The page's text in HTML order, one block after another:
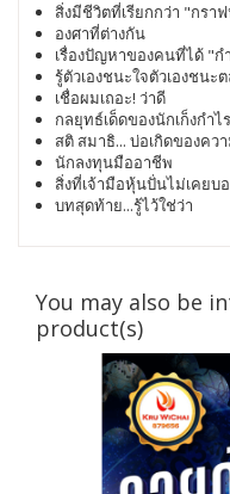
สิ่งมีชีวิตที่เรียกกว่า "กรา
องศาที่ต่างกัน
เรื่องปัญหาของคนที่ได้ "ก
รู้ตัวเองชนะใจตัวเองชนะ
เชื่อผมเถอะ! ว่าดี
กลยุทธ์เด็ดของนักเก็งกำไร
สติ สมาธิ... บ่อเกิดของคว
นักลงทุนมืออาชีพ
สิ่งที่เจ้ามือหุ้นปั่นไม่เคย
บทสุดท้าย...รู้ไว้ใช่ว่า
You may also be
product(s)